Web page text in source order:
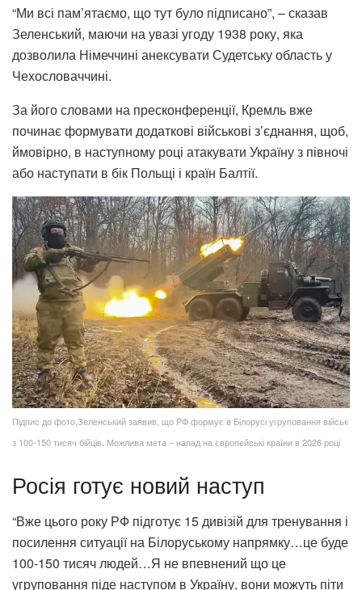
“Ми всі пам’ятаємо, що тут було підписано”, – сказав
Зеленський, маючи на увазі угоду 1938 року, яка
дозволила Німеччині анексувати Судетську область у
Чехословаччині.
За його словами на пресконференції, Кремль вже
починає формувати додаткові військові з’єднання, щоб,
ймовірно, в наступному році атакувати Україну з півночі
або наступати в бік Польщі і країн Балтії.
Підпис до фото,Зеленський заявив, що РФ формує в Білорусі угруповання військ
з 100-150 тисяч бійців. Можлива мета – напад на європейські країни в 2026 році
Росія готує новий наступ
“Вже цього року РФ підготує 15 дивізій для тренування і
посилення ситуації на Білоруському напрямку…це буде
100-150 тисяч людей…Я не впевнений що це
угруповання піде наступом в Україну, вони можуть піти